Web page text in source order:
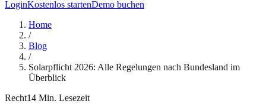
LoginKostenlos startenDemo buchen
Home
/
Blog
/
Solarpflicht 2026: Alle Regelungen nach Bundesland im
Überblick
Recht14 Min. Lesezeit